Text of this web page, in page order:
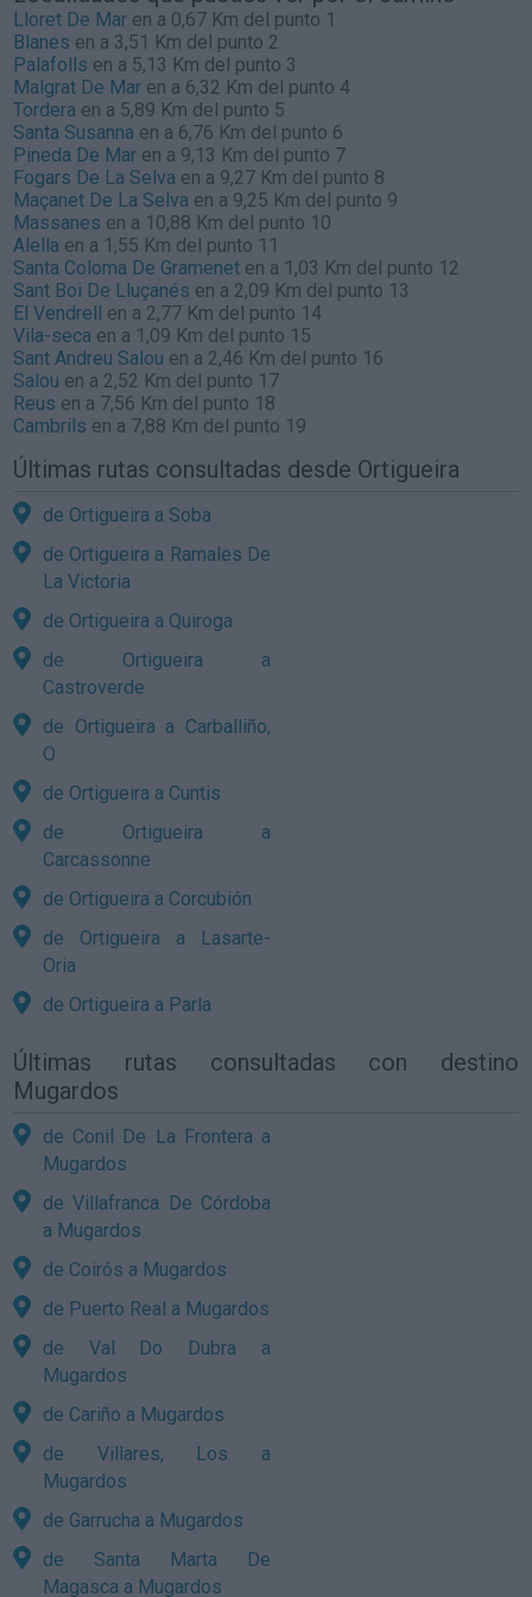
Lloret De Mar en a 0,67 Km del punto 1
Blanes en a 3,51 Km del punto 2
Palafolls en a 5,13 Km del punto 3
Malgrat De Mar en a 6,32 Km del punto 4
Tordera en a 5,89 Km del punto 5
Santa Susanna en a 6,76 Km del punto 6
Pineda De Mar en a 9,13 Km del punto 7
Fogars De La Selva en a 9,27 Km del punto 8
Maçanet De La Selva en a 9,25 Km del punto 9
Massanes en a 10,88 Km del punto 10
Alella en a 1,55 Km del punto 11
Santa Coloma De Gramenet en a 1,03 Km del punto 12
Sant Boi De Lluçanés en a 2,09 Km del punto 13
El Vendrell en a 2,77 Km del punto 14
Vila-seca en a 1,09 Km del punto 15
Sant Andreu Salou en a 2,46 Km del punto 16
Salou en a 2,52 Km del punto 17
Reus en a 7,56 Km del punto 18
Cambrils en a 7,88 Km del punto 19
Últimas rutas consultadas desde Ortigueira
de Ortigueira a Soba
de Ortigueira a Ramales De
La Victoria
de Ortigueira a Quiroga
de Ortigueira a
Castroverde
de Ortigueira a Carballiño,
O
de Ortigueira a Cuntis
de Ortigueira a
Carcassonne
de Ortigueira a Corcubión
de Ortigueira a Lasarte-
Oria
de Ortigueira a Parla
Últimas rutas consultadas con destino
Mugardos
de Conil De La Frontera a
Mugardos
de Villafranca De Córdoba
a Mugardos
de Coirós a Mugardos
de Puerto Real a Mugardos
de Val Do Dubra a
Mugardos
de Cariño a Mugardos
de Villares, Los a
Mugardos
de Garrucha a Mugardos
de Santa Marta De
Magasca a Mugardos